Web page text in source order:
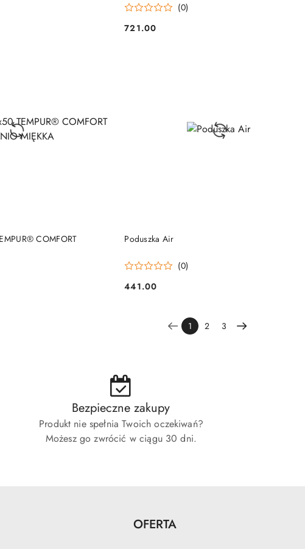
(0)
Cena:
721.00
COMFORT
DO KOSZYKA Poduszka Air
(0)
Cena:
441.00
1 2 3
Bezpieczne zakupy
Produkt nie spełnia Twoich oczekiwań?
Możesz go zwrócić w ciągu 30 dni.
OFERTA